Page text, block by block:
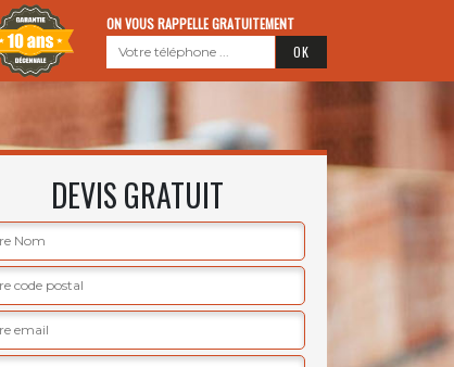
ON VOUS RAPPELLE GRATUITEMENT
DEVIS GRATUIT